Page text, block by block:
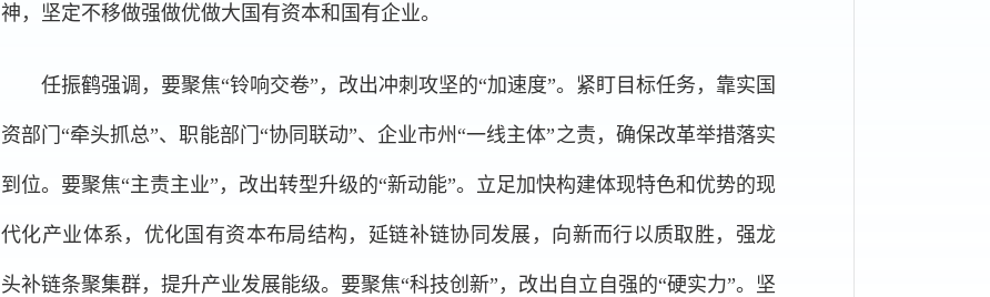
神，坚定不移做强做优做大国有资本和国有企业。
任振鹤强调，要聚焦“铃响交卷”，改出冲刺攻坚的“加速度”。紧盯目标任务，靠实国
资部门“牵头抓总”、职能部门“协同联动”、企业市州“一线主体”之责，确保改革举措落实
到位。要聚焦“主责主业”，改出转型升级的“新动能”。立足加快构建体现特色和优势的现
代化产业体系，优化国有资本布局结构，延链补链协同发展，向新而行以质取胜，强龙
头补链条聚集群，提升产业发展能级。要聚焦“科技创新”，改出自立自强的“硬实力”。坚